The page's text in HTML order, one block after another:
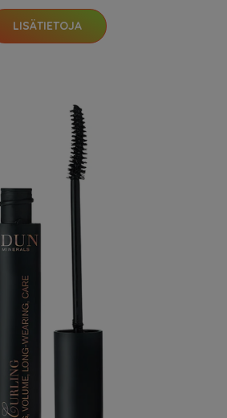
LISÄTIETOJA